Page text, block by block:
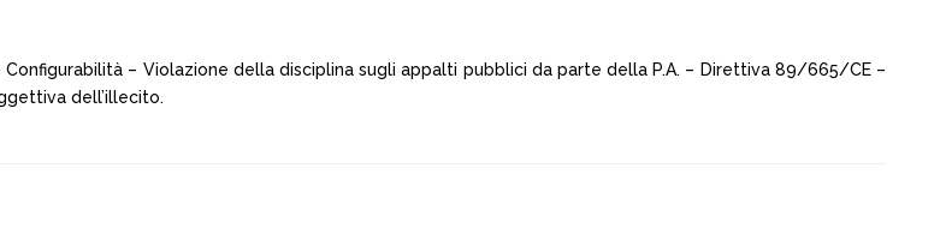
– Violazione della disciplina sugli appalti pubblici da parte della P.A. – Direttiva 89/665/CE –
dell’illecito.